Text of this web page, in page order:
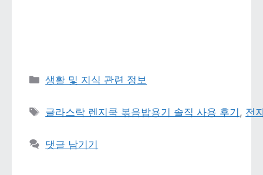
카테고리
생활 및 지식 관련 정보
태그
글라스락 렌지쿡 볶음밥용기 솔직 사용 후기 , 전
댓글 남기기